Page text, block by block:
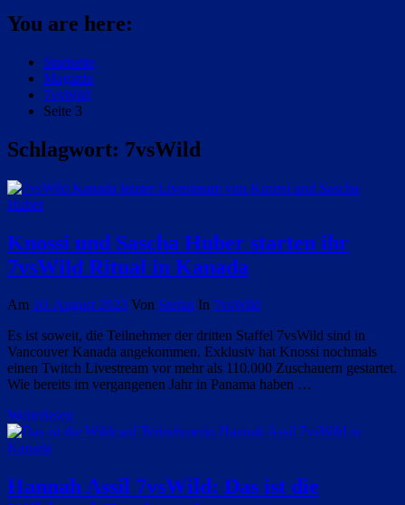
You are here:
Startseite
Magazin
7vsWild
Seite 3
Schlagwort: 7vsWild
Knossi und Sascha Huber starten ihr
7vsWild Ritual in Kanada
Am 10. August 2023 Von Stefan In 7vsWild
Es ist soweit, die Teilnehmer der dritten Staffel 7vsWild sind in
Vancouver Kanada angekommen. Exklusiv hat Knossi nochmals
einen Twitch Livestream vor mehr als 110.000 Zuschauern gestartet.
Wie bereits im vergangenen Jahr in Panama haben …
Weiterlesen
Hannah Assil 7vsWild: Das ist die